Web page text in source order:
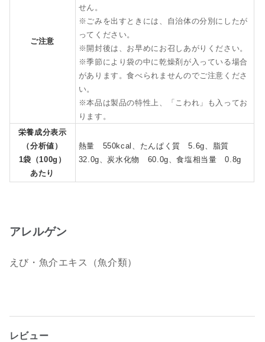
ご注意
せん。
※ごみを出すときには、自治体の分別にしたが
ってください。
※開封後は、お早めにお召しあがりください。
※季節により袋の中に乾燥剤が入っている場合
があります。食べられませんのでご注意くださ
い。
※本品は製品の特性上、「こわれ」も入ってお
ります。
栄養成分表示
（分析値）
1袋（100g）
あたり
熱量 550kcal、たんぱく質 5.6g、脂質
32.0g、炭水化物 60.0g、食塩相当量 0.8g
アレルゲン
えび・魚介エキス（魚介類）
レビュー